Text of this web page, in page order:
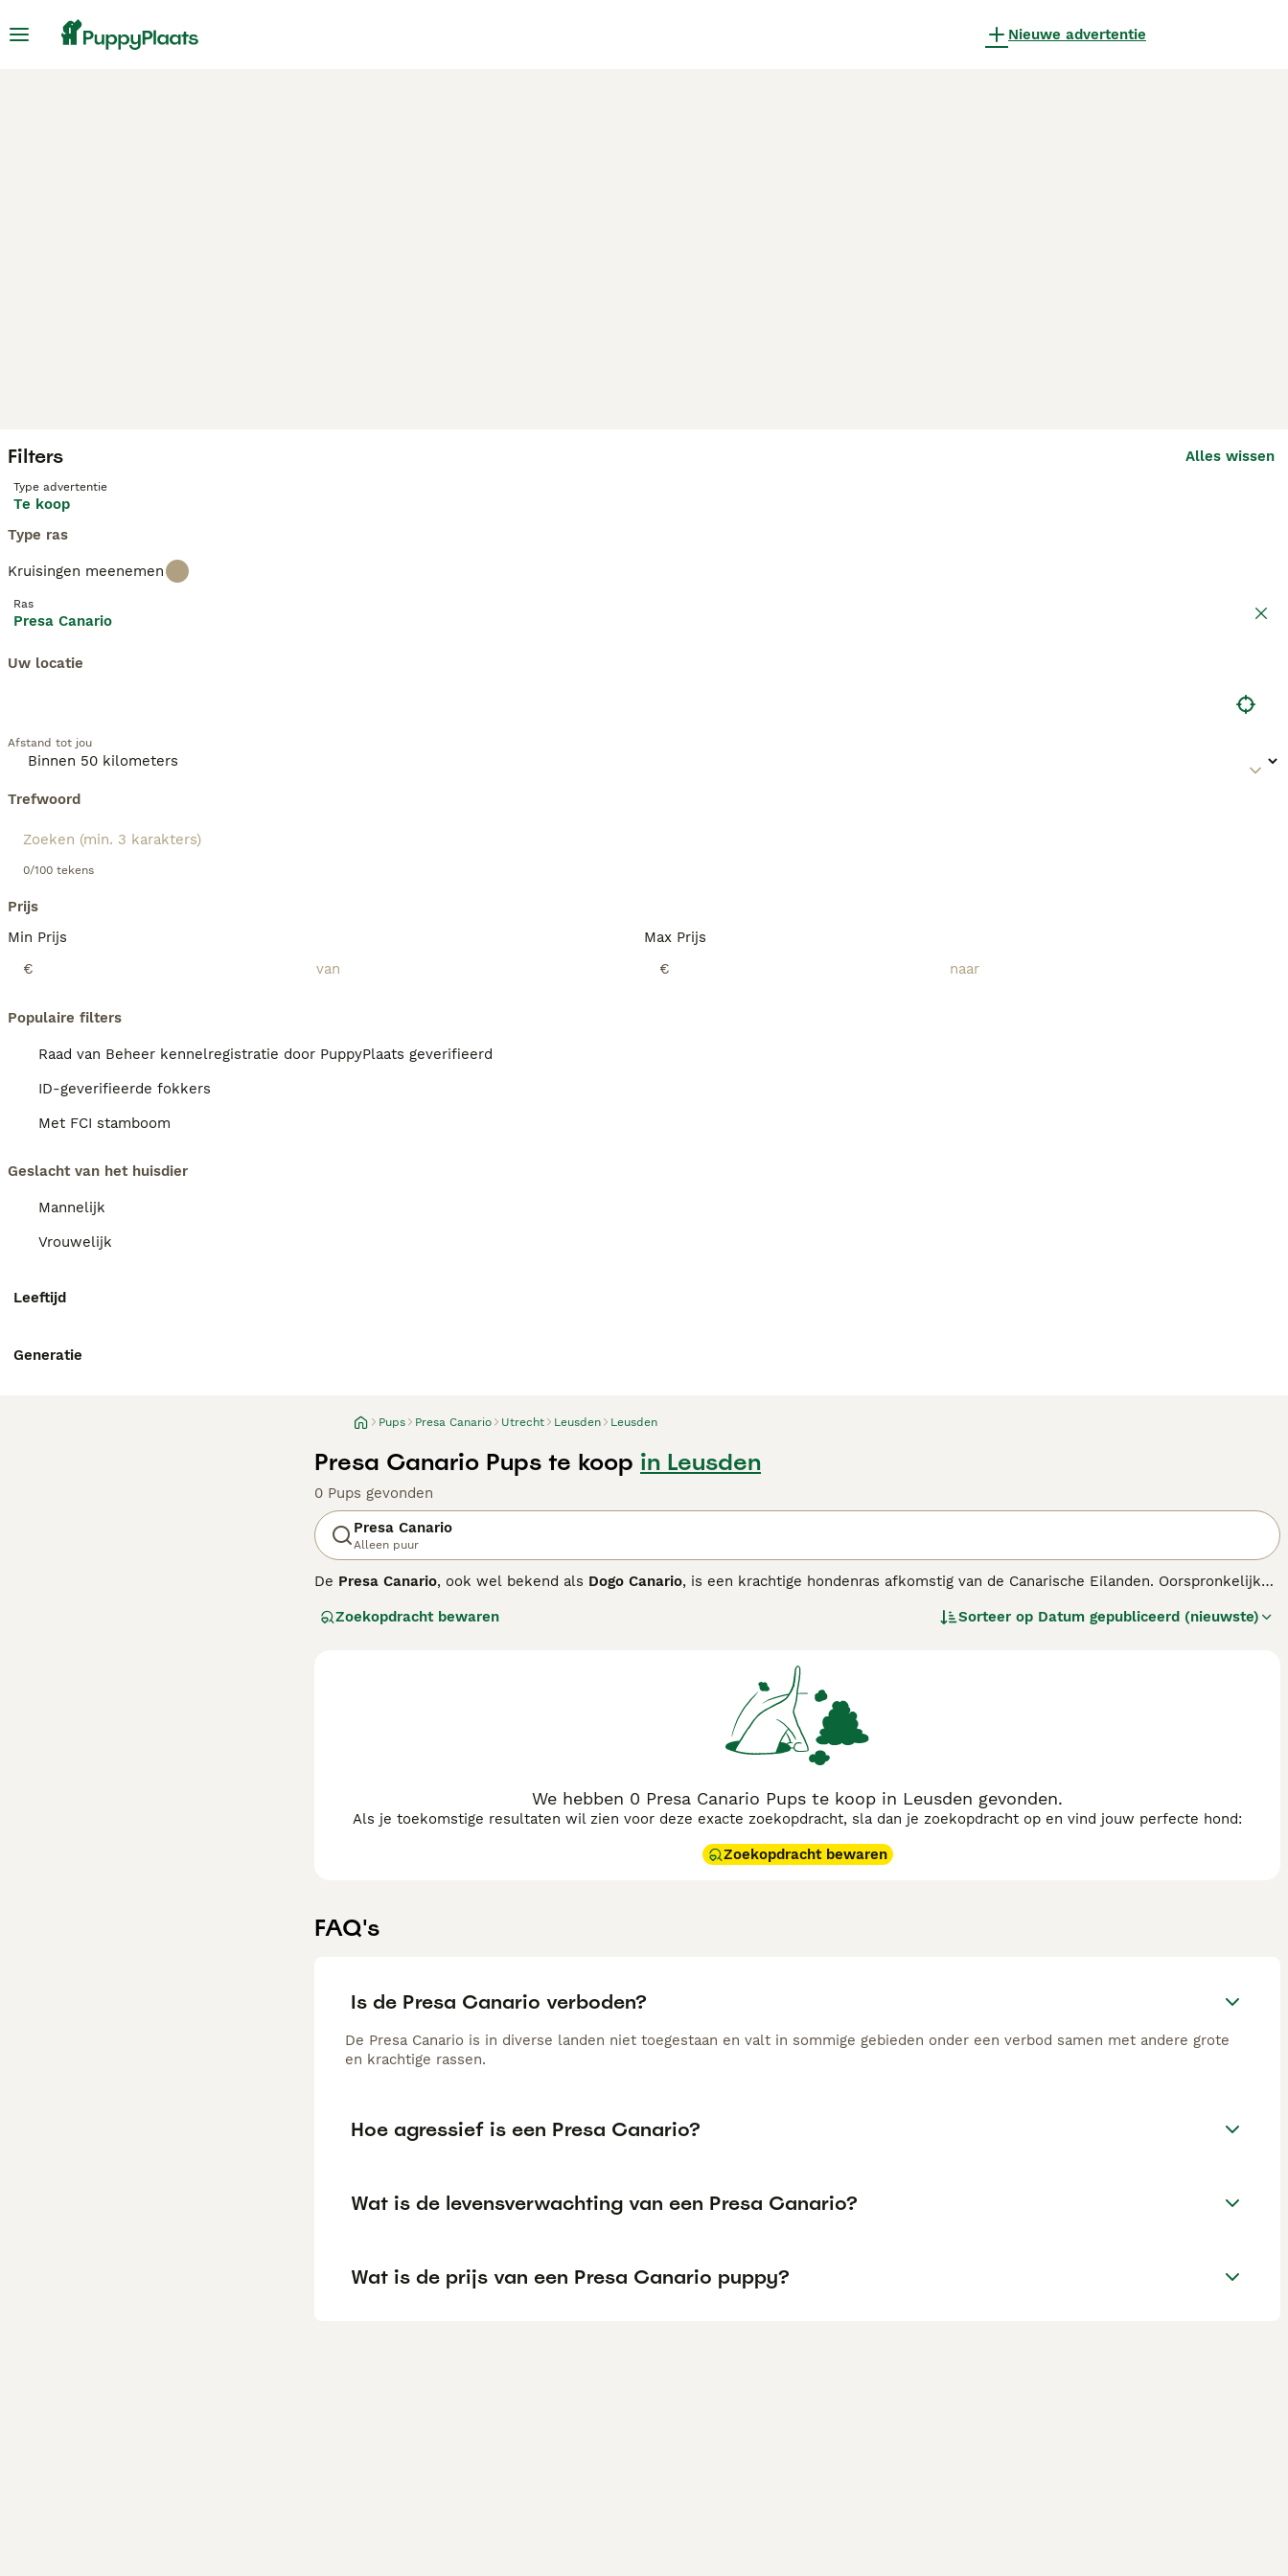
Nieuwe advertentie
Filters Alles wissen
Type advertentie
Te koop
Type ras
Kruisingen meenemen
Ras
Presa Canario
Uw locatie
Afstand tot jou
Trefwoord
0/100 tekens
Prijs
Min Prijs
€
Max Prijs
€
Populaire filters
Raad van Beheer kennelregistratie door PuppyPlaats geverifieerd
ID-geverifieerde fokkers
Met FCI stamboom
Geslacht van het huisdier
Mannelijk
Vrouwelijk
Leeftijd
Generatie
Pups Presa Canario Utrecht Leusden Leusden
Presa Canario Pups te koop in Leusden
0 Pups gevonden
Presa Canario
Alleen puur
De Presa Canario, ook wel bekend als Dogo Canario, is een krachtige hondenras afkomstig van de Canarische Eilanden. Oorspronkelijk
kenmerkende zwarte masker op zijn gezicht. Volwassen mannetjes wegen vaak tussen de 45 en 59 kilo. Het temperament van dePresa
die een consequente en positieve training bieden. Ze hebben regelmatige beweging nodig, maar zijn verder vrij onderhoudsarm qua
of wil je meer weten over de
belangrijk om te begrijpen dat deze hond niet voor iedereen geschikt is vanwege zijn temperament en energieniveau. Daarom is het
essentieel om je goed te informeren en eventueel een gerenommeerdeFokker in Nederland
Zoekopdracht bewaren Sorteer op Datum gepubliceerd (nieuwste)
We hebben 0 Presa Canario Pups te koop in Leusden gevonden.
Als je toekomstige resultaten wil zien voor deze exacte zoekopdracht, sla dan je zoekopdracht op en vind jouw perfecte hond:
Zoekopdracht bewaren
FAQ's
Is de Presa Canario verboden?
De Presa Canario is in diverse landen niet toegestaan en valt in sommige gebieden onder een verbod samen met andere grote
en krachtige rassen.
Hoe agressief is een Presa Canario?
Wat is de levensverwachting van een Presa Canario?
Wat is de prijs van een Presa Canario puppy?